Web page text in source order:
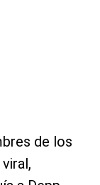
de los